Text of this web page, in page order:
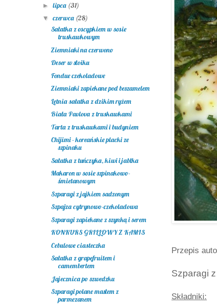
Przepis
Szparagi
Składniki:
► lipca (31)
▼czerwca (28)
Sałatka z oscypkiem w sosie
truskawkowym
Ziemniaki na czerwono
Deser w słoiku
Fondue czekoladowe
Ziemniaki zapiekane pod beszamelem
Letnia sałatka z dzikim ryżem
Biała Pavlova z truskawkami
Tarta z truskawkami i budyniem
Chijimi - koreańskie placki ze
szpinaku
Sałatka z tuńczyka, kiwi i jabłka
Makaron w sosie szpinakowo-
śmietanowym
Szparagi z jajkiem sadzonym
Szpajza cytrynowo-czekoladowa
Szparagi zapiekane z szynką i serem
KONKURS GRILLOWY Z KAMIS
Cebulowe ciasteczka
Sałatka z grapefruitem i
camembertem
Jajecznica po szwedzku
Szparagi polane masłem z
parmezanem